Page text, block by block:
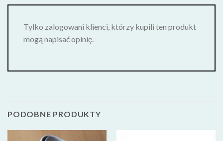
Tylko zalogowani klienci, którzy kupili ten produkt
mogą napisać opinię.
PODOBNE PRODUKTY